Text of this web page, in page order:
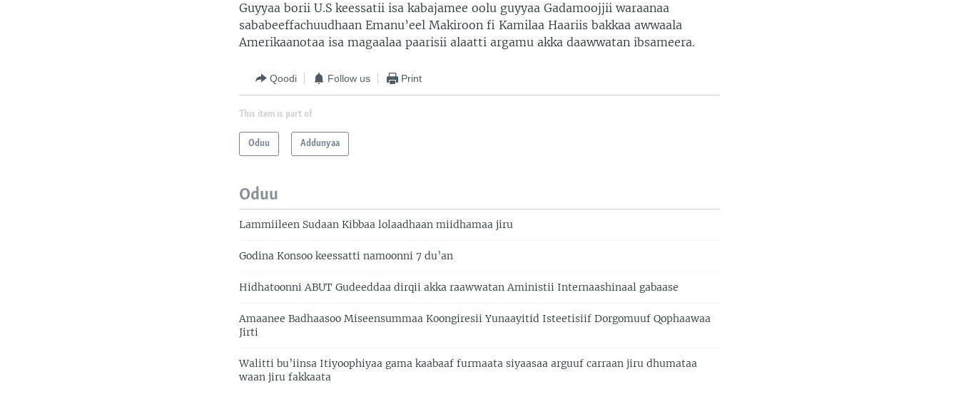
Guyyaa borii U.S keessatii isa kabajamee oolu guyyaa Gadamoojjii waraanaa
sababeeffachuudhaan Emanu’eel Makiroon fi Kamilaa Haariis bakkaa awwaala
Amerikaanotaa isa magaalaa paarisii alaatti argamu akka daawwatan ibsameera.
Qoodi Follow us Print
This item is part of
Oduu Addunyaa
Oduu
Lammiileen Sudaan Kibbaa lolaadhaan miidhamaa jiru
Godina Konsoo keessatti namoonni 7 du’an
Hidhatoonni ABUT Gudeeddaa dirqii akka raawwatan Aministii Internaashinaal gabaase
Amaanee Badhaasoo Miseensummaa Koongiresii Yunaayitid Isteetisiif Dorgomuuf Qophaawaa
Jirti
Walitti bu’iinsa Itiyoophiyaa gama kaabaaf furmaata siyaasaa arguuf carraan jiru dhumataa
waan jiru fakkaata